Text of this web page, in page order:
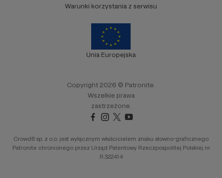
Warunki korzystania z serwisu
Unia Europejska
Copyright 2026 © Patronite.
Wszelkie prawa
zastrzeżone.
Crowd8 sp. z o.o. jest wyłącznym właścicielem znaku słowno-graficznego
Patronite chronionego przez Urząd Patentowy Rzeczpospolitej Polskiej nr
R.322414